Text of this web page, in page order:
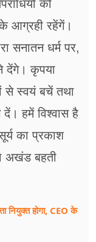
को
आग्रही रहेंगें।
सनातन धर्म पर,
देंगे। कृपया
से स्वयं बचें तथा
दें। हमें विश्वास है
का प्रकाश
अखंड बहती
नियुक्त होगा, CEO के